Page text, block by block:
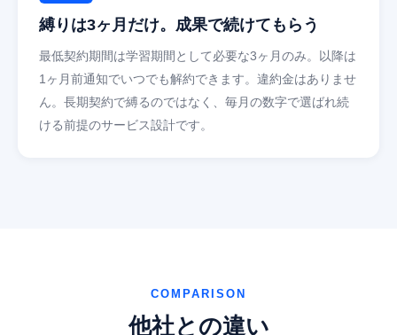
縛りは3ヶ月だけ。成果で続けてもらう
最低契約期間は学習期間として必要な3ヶ月のみ。以降は
1ヶ月前通知でいつでも解約できます。違約金はありませ
ん。長期契約で縛るのではなく、毎月の数字で選ばれ続
ける前提のサービス設計です。
COMPARISON
他社との違い